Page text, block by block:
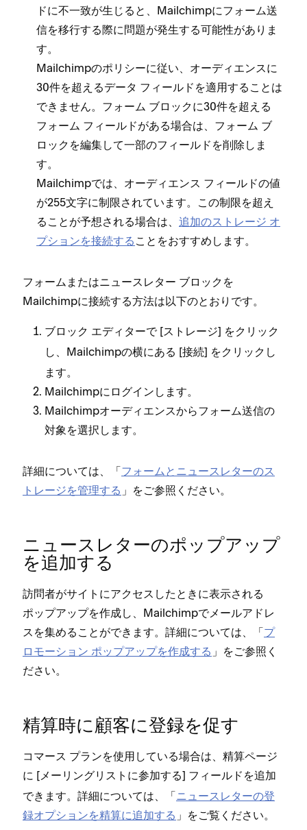
ドに不一致が生じると⁠、Mailchimpにフ⁠ォ⁠ーム送
信を移行する際に問題が発生する可能性がありま
す⁠。
Mailchimpのポリシ⁠ーに従い⁠、オ⁠ーデ⁠ィエンスに
30件を超えるデ⁠ータ フ⁠ィ⁠ールドを適用することは
できません⁠。フ⁠ォ⁠ーム ブロ⁠ックに30件を超える
フ⁠ォ⁠ーム フ⁠ィ⁠ールドがある場合は⁠、フ⁠ォ⁠ーム ブ
ロ⁠ックを編集して一部のフ⁠ィ⁠ールドを削除しま
す⁠。
Mailchimpでは⁠、オ⁠ーデ⁠ィエンス フ⁠ィ⁠ールドの値
が255文字に制限されています⁠。この制限を超え
ることが予想される場合は⁠、 追加のストレ⁠ージ オ
プシ⁠ョンを接続する ことをおすすめします⁠。
フ⁠ォ⁠ームまたはニ⁠ュ⁠ースレタ⁠ー ブロ⁠ックを
Mailchimpに接続する方法は以下のとおりです⁠。
ブロ⁠ック エデ⁠ィタ⁠ーで [⁠ストレ⁠ージ⁠] をクリ⁠ック
し⁠、Mailchimpの横にある [⁠接続⁠] をクリ⁠ックし
ます⁠。
Mailchimpにログインします⁠。
Mailchimpオ⁠ーデ⁠ィエンスからフ⁠ォ⁠ーム送信の
対象を選択します⁠。
詳細については⁠、「⁠フ⁠ォ⁠ームとニ⁠ュ⁠ースレタ⁠ーのス
トレ⁠ージを管理する ⁠」をご参照ください⁠。
ニ⁠ュ⁠ースレタ⁠ーのポ⁠ップア⁠ップ
を追加する
訪問者がサイトにアクセスしたときに表示される
ポ⁠ップア⁠ップを作成し⁠、Mailchimpでメ⁠ールアドレ
スを集めることができます⁠。詳細については⁠、「⁠プ
ロモ⁠ーシ⁠ョン ポ⁠ップア⁠ップを作成する ⁠」をご参照く
ださい⁠。
精算時に顧客に登録を促す
コマ⁠ース プランを使用している場合は⁠、精算ペ⁠ージ
に [⁠メ⁠ーリングリストに参加する⁠] フ⁠ィ⁠ールドを追加
できます⁠。詳細については⁠、「⁠ニ⁠ュ⁠ースレタ⁠ーの登
録オプシ⁠ョンを精算に追加する ⁠」をご覧ください⁠。